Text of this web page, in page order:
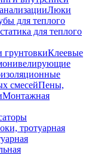
Люки
для теплого
для теплого
грунтовкиКлеевые
смесейПены,
Монтажная
тротуарная